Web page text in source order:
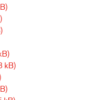
kB)